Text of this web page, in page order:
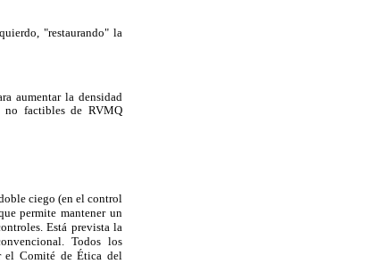
"restaurando" la
aumentar la densidad
no factibles de RVMQ
ciego (en el control
permite mantener un
Está prevista la
Todos los
el Comité de Ética del